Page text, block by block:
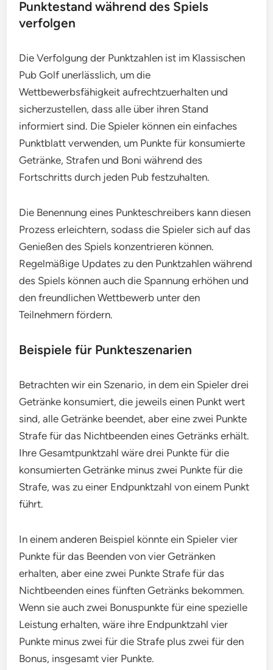
Punktestand während des Spiels
verfolgen
Die Verfolgung der Punktzahlen ist im Klassischen
Pub Golf unerlässlich, um die
Wettbewerbsfähigkeit aufrechtzuerhalten und
sicherzustellen, dass alle über ihren Stand
informiert sind. Die Spieler können ein einfaches
Punktblatt verwenden, um Punkte für konsumierte
Getränke, Strafen und Boni während des
Fortschritts durch jeden Pub festzuhalten.
Die Benennung eines Punkteschreibers kann diesen
Prozess erleichtern, sodass die Spieler sich auf das
Genießen des Spiels konzentrieren können.
Regelmäßige Updates zu den Punktzahlen während
des Spiels können auch die Spannung erhöhen und
den freundlichen Wettbewerb unter den
Teilnehmern fördern.
Beispiele für Punkteszenarien
Betrachten wir ein Szenario, in dem ein Spieler drei
Getränke konsumiert, die jeweils einen Punkt wert
sind, alle Getränke beendet, aber eine zwei Punkte
Strafe für das Nichtbeenden eines Getränks erhält.
Ihre Gesamtpunktzahl wäre drei Punkte für die
konsumierten Getränke minus zwei Punkte für die
Strafe, was zu einer Endpunktzahl von einem Punkt
führt.
In einem anderen Beispiel könnte ein Spieler vier
Punkte für das Beenden von vier Getränken
erhalten, aber eine zwei Punkte Strafe für das
Nichtbeenden eines fünften Getränks bekommen.
Wenn sie auch zwei Bonuspunkte für eine spezielle
Leistung erhalten, wäre ihre Endpunktzahl vier
Punkte minus zwei für die Strafe plus zwei für den
Bonus, insgesamt vier Punkte.